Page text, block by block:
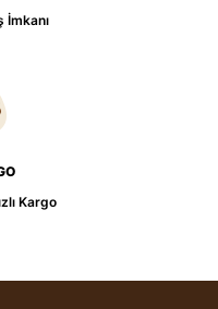
İmkanı
Kargo